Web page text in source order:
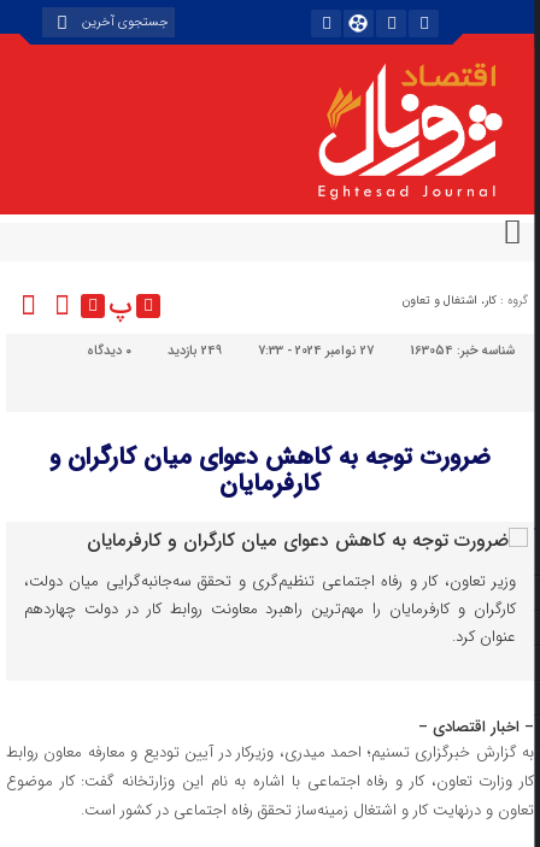
گروه : کار، اشتغال و تعاون پ
شناسه خبر:163054 27 نوامبر 2024 - 7:33 249 بازدید دیدگاه
ضرورت توجه به کاهش دعوای میان کارگران و
کارفرمایان
وزیر تعاون، کار و رفاه اجتماعی تنظیم‌گری و تحقق سه‌جانبه‌گرایی میان دولت،
کارگران و کارفرمایان را مهم‌ترین راهبرد معاونت روابط کار در دولت چهاردهم
عنوان کرد.
– اخبار اقتصادی –
به گزارش خبرگزاری تسنیم؛ احمد میدری، وزیرکار در آیین تودیع و معارفه معاون روابط
کار وزارت تعاون، کار و رفاه اجتماعی با اشاره به نام این وزارتخانه گفت: کار موضوع
تعاون و درنهایت کار و اشتغال زمینه‌ساز تحقق رفاه اجتماعی در کشور است.